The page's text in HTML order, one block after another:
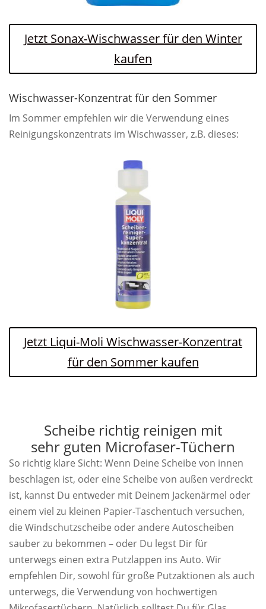
Jetzt Sonax-Wischwasser für den Winter
kaufen
Wischwasser-Konzentrat für den Sommer
Im Sommer empfehlen wir die Verwendung eines
Reinigungskonzentrats im Wischwasser, z.B. dieses:
Jetzt Liqui-Moli Wischwasser-Konzentrat
für den Sommer kaufen
Scheibe richtig reinigen mit
sehr guten Microfaser-Tüchern
So richtig klare Sicht: Wenn Deine Scheibe von innen
beschlagen ist, oder eine Scheibe von außen verdreckt
ist, kannst Du entweder mit Deinem Jackenärmel oder
einem viel zu kleinen Papier-Taschentuch versuchen,
die Windschutzscheibe oder andere Autoscheiben
sauber zu bekommen – oder Du legst Dir für
unterwegs einen extra Putzlappen ins Auto. Wir
empfehlen Dir, sowohl für große Putzaktionen als auch
unterwegs, die Verwendung von hochwertigen